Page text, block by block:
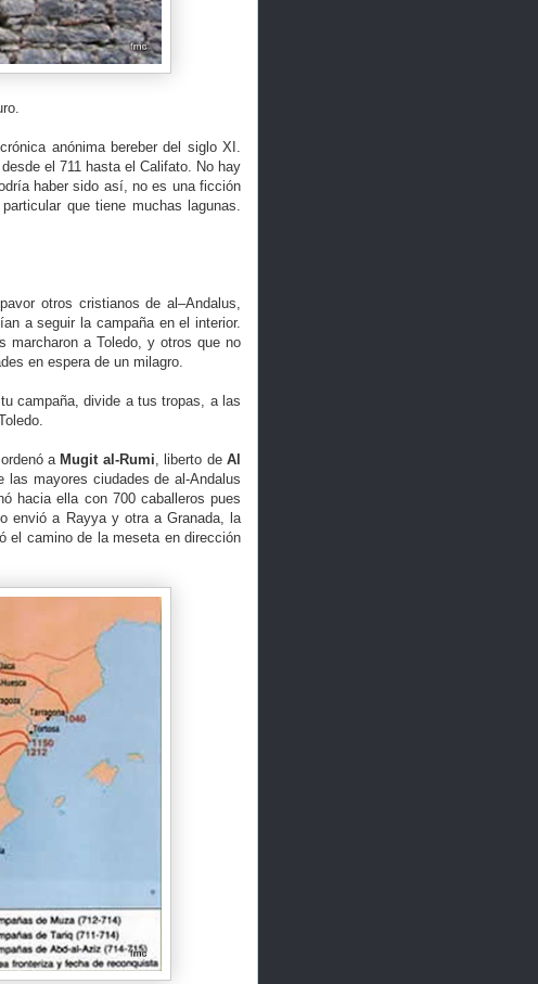
anónima bereber del siglo XI.
desde el 711 hasta el Califato. No hay
haber sido así, no es una ficción
que tiene muchas lagunas.
otros cristianos de al–Andalus,
a seguir la campaña en el interior.
marcharon a Toledo, y otros que no
en espera de un milagro.
campaña, divide a tus tropas, a las
a Mugit al-Rumi, liberto deAl
las mayores ciudades de al-Andalus
hacia ella con 700 caballeros pues
envió a Rayya y otra a Granada, la
el camino de la meseta en dirección